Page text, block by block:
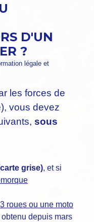
D'UN
?
légale et
les forces de
vous devez
sous
grise), et si
roues ou une moto
obtenu depuis mars